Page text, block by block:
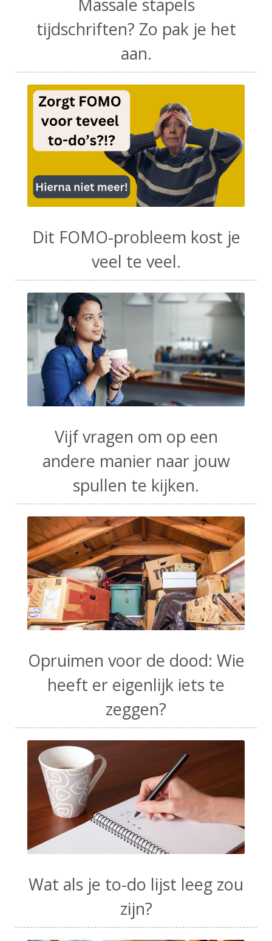
Massale stapels
tijdschriften? Zo pak je het
aan.
Dit FOMO-probleem kost je
veel te veel.
Vijf vragen om op een
andere manier naar jouw
spullen te kijken.
Opruimen voor de dood: Wie
heeft er eigenlijk iets te
zeggen?
Wat als je to-do lijst leeg zou
zijn?